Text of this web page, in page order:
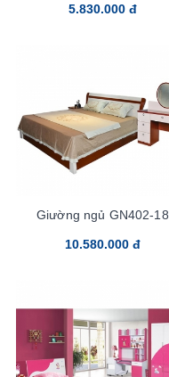
5.830.000 đ
Giường ngủ GN402-18
10.580.000 đ